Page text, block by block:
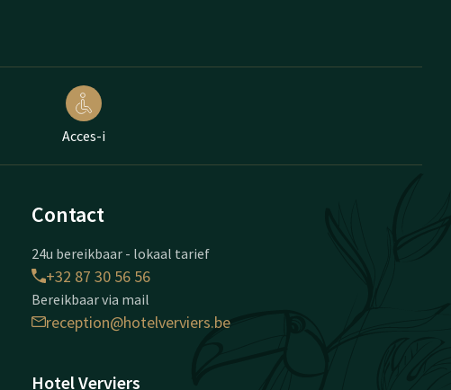
Acces-i
Contact
24u bereikbaar - lokaal tarief
+32 87 30 56 56
Bereikbaar via mail
reception@hotelverviers.be
Hotel Verviers